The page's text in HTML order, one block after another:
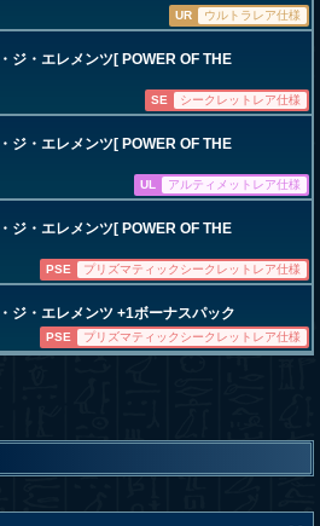
UR
ウルトラレア仕様
ジ・エレメンツ[ POWER OF THE
SE
シークレットレア仕様
ジ・エレメンツ[ POWER OF THE
UL
アルティメットレア仕様
ジ・エレメンツ[ POWER OF THE
PSE
プリズマティックシークレットレア仕様
ジ・エレメンツ +1ボーナスパック
PSE プリズマティックシークレットレア仕様